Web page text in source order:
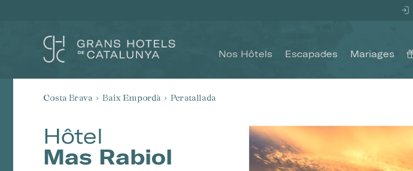
Nos Hôtels Escapades Mariages
Costa Brava Baix Empordà Peratallada
Hôtel
Mas Rabiol